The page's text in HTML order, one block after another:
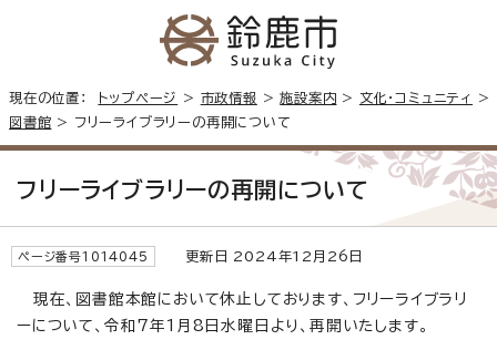
現在の位置： トップページ > 市政情報 >施設案内 > 文化・コミュニティ
>
図書館 > フリーライブラリーの再開について
フリーライブラリーの再開について
ページ番号1014045 更新日 2024年12月26日
現在、図書館本館において休止しております、フリーライブラリ
ーについて、令和7年1月8日水曜日より、再開いたします。